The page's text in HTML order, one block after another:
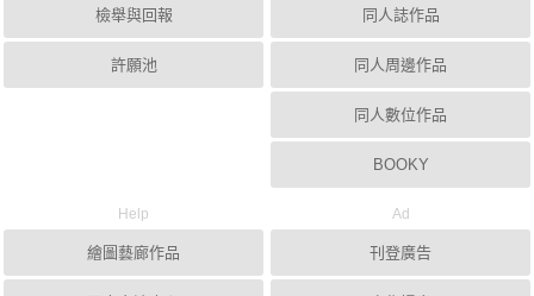
檢舉與回報
許願池
同人誌作品
同人周邊作品
同人數位作品
BOOKY
Help
繪圖藝廊作品
Ad
刊登廣告